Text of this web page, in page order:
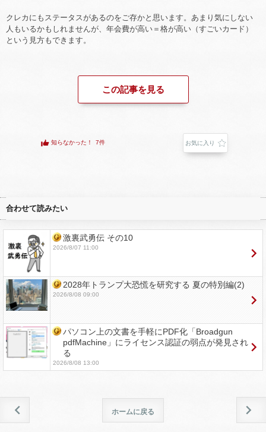
クレカにもステータスがあるのをご存かと思います。あまり気にしない
人もいるかもしれませんが、年会費が高い＝格が高い（すごいカード）
という見方もできます。
この記事を見る
知らなかった！ 7件 お気に入り
合わせて読みたい
激裏武勇伝 その10
2026/8/07 11:00
2028年トランプ大恐慌を研究する 夏の特別編(2)
2026/8/08 09:00
パソコン上の文書を手軽にPDF化「Broadgun
pdfMachine」にライセンス認証の弱点が発見され
る
2026/8/08 13:00
ホームに戻る